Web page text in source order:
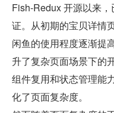
Fish-Redux 开源以来
证。从初期的宝贝详情
闲鱼的使用程度逐渐提
升了复杂页面场景下的
组件复用和状态管理能
化了页面复杂度。